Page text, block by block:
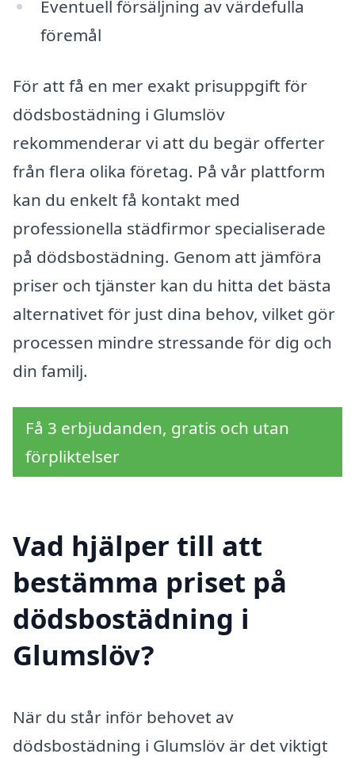
Eventuell försäljning av värdefulla
föremål
För att få en mer exakt prisuppgift för
dödsbostädning i Glumslöv
rekommenderar vi att du begär offerter
från flera olika företag. På vår plattform
kan du enkelt få kontakt med
professionella städfirmor specialiserade
på dödsbostädning. Genom att jämföra
priser och tjänster kan du hitta det bästa
alternativet för just dina behov, vilket gör
processen mindre stressande för dig och
din familj.
Få 3 erbjudanden, gratis och utan
förpliktelser
Vad hjälper till att
bestämma priset på
dödsbostädning i
Glumslöv?
När du står inför behovet av
dödsbostädning i Glumslöv är det viktigt